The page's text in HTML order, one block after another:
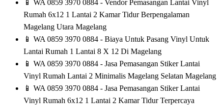
📱 WA 0859 3970 0884 - Vendor Pemasangan Lantai Vinyl
Rumah 6x12 1 Lantai 2 Kamar Tidur Berpengalaman
Magelang Utara Magelang
📱 WA 0859 3970 0884 - Biaya Untuk Pasang Vinyl Untuk
Lantai Rumah 1 Lantai 8 X 12 Di Magelang
📱 WA 0859 3970 0884 - Jasa Pemasangan Stiker Lantai
Vinyl Rumah Lantai 2 Minimalis Magelang Selatan Magelang
📱 WA 0859 3970 0884 - Jasa Pemasangan Stiker Lantai
Vinyl Rumah 6x12 1 Lantai 2 Kamar Tidur Terpercaya